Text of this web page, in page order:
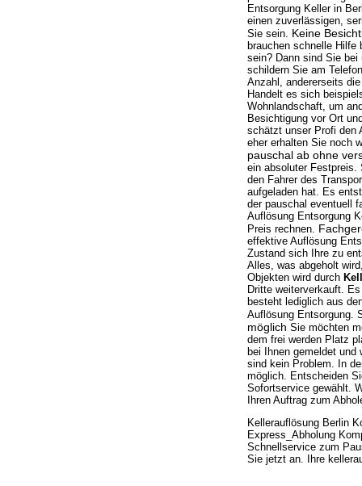
Entsorgung Keller in
einen zuverlässigen,
Sie sein. Keine
brauchen schnelle Hilfe
sein? Dann sind Sie
schildern Sie am
Anzahl, andererseits
Handelt es sich
Wohnlandschaft, um
Besichtigung vor Ort
schätzt unser Profi den
eher erhalten Sie noch
pauschal ab ohne
ein absoluter Festpreis.
den Fahrer des
aufgeladen hat. Es
der pauschal eventuell
Auflösung Entsorgung
Preis rechnen.
effektive Auflösung
Zustand sich Ihre zu
Alles, was abgeholt
Objekten wird durch
Dritte weiterverkauft.
besteht lediglich aus
Auflösung Entsorgung.
möglich Sie möchten
dem frei werden Platz
bei Ihnen gemeldet
sind kein Problem. In
möglich. Entscheiden
Sofortservice gewählt.
Ihren Auftrag zum
Kellerauflösung Berlin
Express_Abholung
Schnellservice zum
Sie jetzt an. Ihre